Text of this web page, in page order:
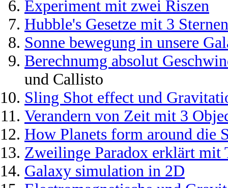
Experiment mit zwei Riszen
Hubble's Gesetze mit 3 Sternen
Sonne bewegung in unsere
Berechnumg absolut
und Callisto
Sling Shot effect und
Verandern von Zeit mit 3
How Planets form around die
Zweilinge Paradox erklärt mit
Galaxy simulation in 2D